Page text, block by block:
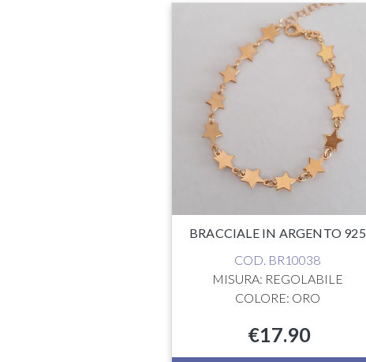
BRACCIALE IN ARGENTO 925
COD. BR10038
MISURA: REGOLABILE
COLORE: ORO
€17.90